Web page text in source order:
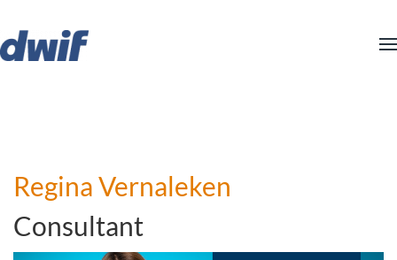
Zum Hauptinhalt springen
Regina Vernaleken
Consultant